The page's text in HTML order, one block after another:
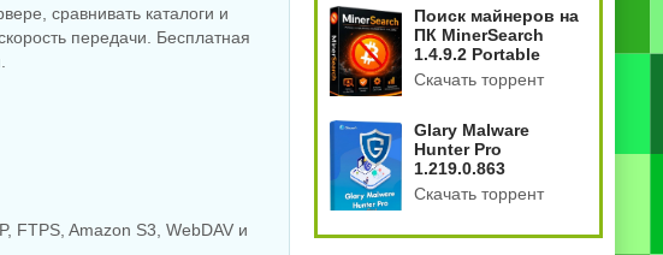
сравнивать каталоги и
передачи. Бесплатная
FTPS, Amazon S3, WebDAV и
Поиск майнеров на
ПК MinerSearch
1.4.9.2 Portable
Скачать торрент
Glary Malware
Hunter Pro
1.219.0.863
Скачать торрент